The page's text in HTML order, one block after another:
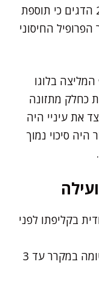
Clinical Biochemistry משנת 2016 הדגים כי תוספת
החיסוני
בלוגו
כחלק מתזונה
את עיניי היה
סיכוי נמוך
בקליפתו לפני
נשמרו את מיץ הלימון בצנצנת אטומה במקרר עד 3